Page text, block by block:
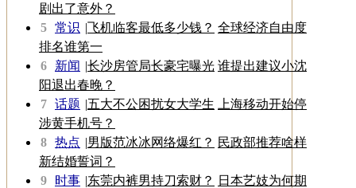
剧出了意外？
5 常识 |飞机临客最低多少钱？ 全球经济自由度
排名谁第一
6
新闻 |长沙房管局长豪宅曝光 谁提出建议小沈
阳退出春晚？
7 话题 |五大不公困扰女大学生
上海移动开始停
涉黄手机号？
8 热点 |男版范冰冰网络爆红？ 民政部推荐啥样
新结婚誓词？
9
时事 |东莞内裤男持刀索财？
日本艺妓为何期